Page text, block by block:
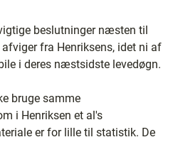
beslutninger næsten til
fra Henriksens, idet ni af
i deres næstsidste levedøgn.
bruge samme
i Henriksen et al's
er for lille til statistik. De